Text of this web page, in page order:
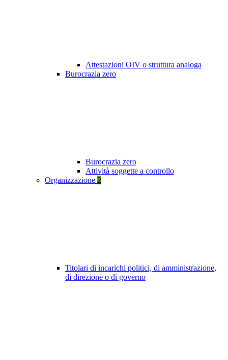
Attestazioni OIV o struttura analoga
Burocrazia zero
Burocrazia zero
Attività soggette a controllo
Organizzazione 2
Titolari di incarichi politici, di amministrazione,
di direzione o di governo